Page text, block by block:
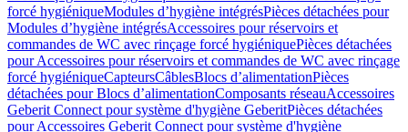
forcé hygiéniqueModules d’hygiène intégrésPièces détachées pour
Modules d’hygiène intégrésAccessoires pour réservoirs et
commandes de WC avec rinçage forcé hygiéniquePièces détachées
pour Accessoires pour réservoirs et commandes de WC avec rinçage
forcé hygiéniqueCapteursCâblesBlocs d’alimentationPièces
détachées pour Blocs d’alimentationComposants réseauAccessoires
Geberit Connect pour système d'hygiène GeberitPièces détachées
pour Accessoires Geberit Connect pour système d'hygiène